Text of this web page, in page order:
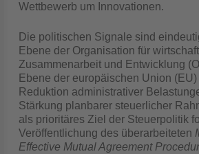
Wettbewerb um Innovationen.
Die politischen Signale sind
Ebene der Organisation für
Zusammenarbeit und Entwicklung
Ebene der europäischen Union
Reduktion administrativer
Stärkung planbarer steuerlicher
als prioritäres Ziel der Steuerpolitik
Veröffentlichung des überarbeiteten
Effective Mutual Agreement